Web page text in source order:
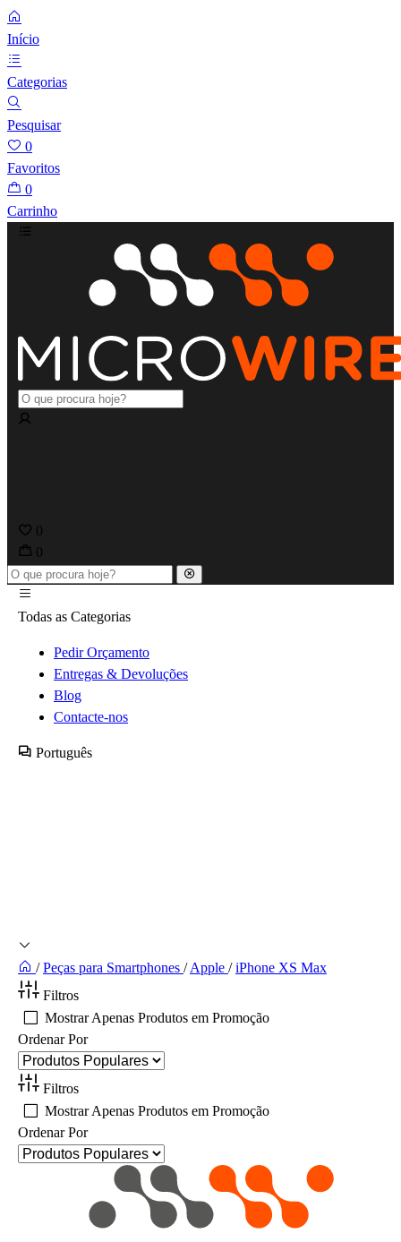
Início
Categorias
Pesquisar
0
Favoritos
0
Carrinho
0
0
Todas as Categorias
Pedir Orçamento
Entregas & Devoluções
Blog
Contacte-nos
Português
/ Peças para Smartphones /Apple / iPhone XS Max
Filtros
Mostrar Apenas Produtos em Promoção
Ordenar Por
Filtros
Mostrar Apenas Produtos em Promoção
Ordenar Por